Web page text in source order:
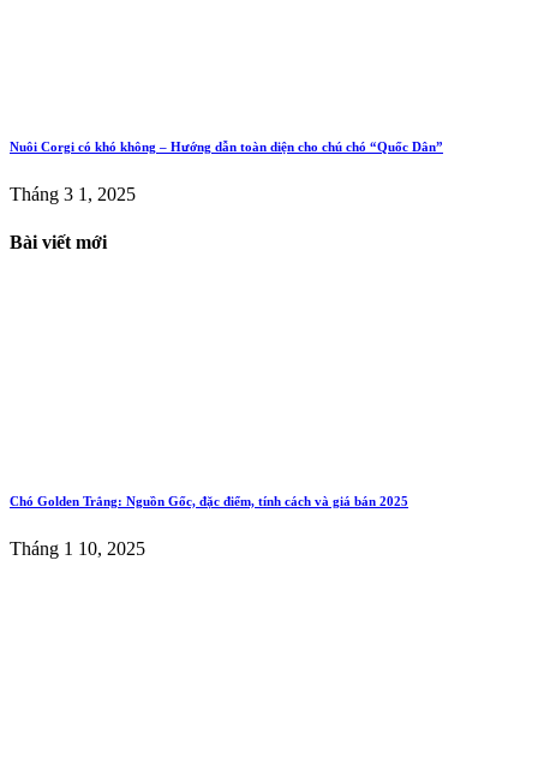
Nuôi Corgi có khó không – Hướng dẫn toàn diện cho chú chó “Quốc Dân”
Tháng 3 1, 2025
Bài viết mới
Chó Golden Trắng: Nguồn Gốc, đặc điểm, tính cách và giá bán 2025
Tháng 1 10, 2025